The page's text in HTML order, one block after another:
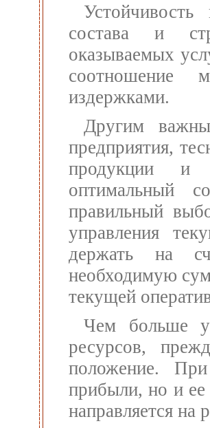
состава и
оказываемых
соотношение
издержками.
Другим
предприятия,
продукции и
оптимальный
правильный
управления
держать на
необходимую
текущей
Чем больше у
ресурсов,
положение.
прибыли, но и ее
направляется на